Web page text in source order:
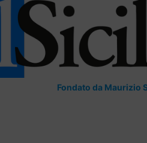
Fondato da Maurizio